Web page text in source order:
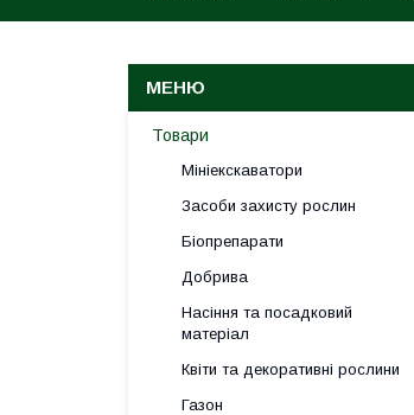
Товари
Мініекскаватори
Засоби захисту рослин
Біопрепарати
Добрива
Насіння та посадковий
матеріал
Квіти та декоративні рослини
Газон